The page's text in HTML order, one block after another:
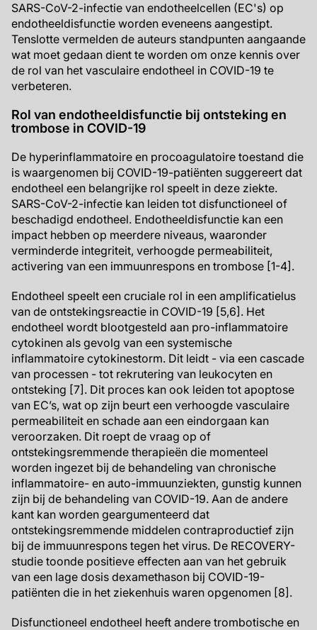
SARS-CoV-2-infectie van endotheelcellen (EC's) op
endotheeldisfunctie worden eveneens aangestipt.
Tenslotte vermelden de auteurs standpunten aangaande
wat moet gedaan dient te worden om onze kennis over
de rol van het vasculaire endotheel in COVID-19 te
verbeteren.
Rol van endotheeldisfunctie bij ontsteking en
trombose in COVID-19
De hyperinflammatoire en procoagulatoire toestand die
is waargenomen bij COVID-19-patiënten suggereert dat
endotheel een belangrijke rol speelt in deze ziekte.
SARS-CoV-2-infectie kan leiden tot disfunctioneel of
beschadigd endotheel. Endotheeldisfunctie kan een
impact hebben op meerdere niveaus, waaronder
verminderde integriteit, verhoogde permeabiliteit,
activering van een immuunrespons en trombose [1-4].
Endotheel speelt een cruciale rol in een amplificatielus
van de ontstekingsreactie in COVID-19 [5,6]. Het
endotheel wordt blootgesteld aan pro-inflammatoire
cytokinen als gevolg van een systemische
inflammatoire cytokinestorm. Dit leidt - via een cascade
van processen - tot rekrutering van leukocyten en
ontsteking [7]. Dit proces kan ook leiden tot apoptose
van EC’s, wat op zijn beurt een verhoogde vasculaire
permeabiliteit en schade aan een eindorgaan kan
veroorzaken. Dit roept de vraag op of
ontstekingsremmende therapieën die momenteel
worden ingezet bij de behandeling van chronische
inflammatoire- en auto-immuunziekten, gunstig kunnen
zijn bij de behandeling van COVID-19. Aan de andere
kant kan worden geargumenteerd dat
ontstekingsremmende middelen contraproductief zijn
bij de immuunrespons tegen het virus. De RECOVERY-
studie toonde positieve effecten aan van het gebruik
van een lage dosis dexamethason bij COVID-19-
patiënten die in het ziekenhuis waren opgenomen [8].
Disfunctioneel endotheel heeft andere trombotische en